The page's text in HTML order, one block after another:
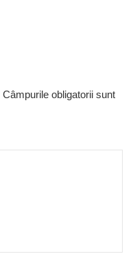
Câmpurile obligatorii sunt